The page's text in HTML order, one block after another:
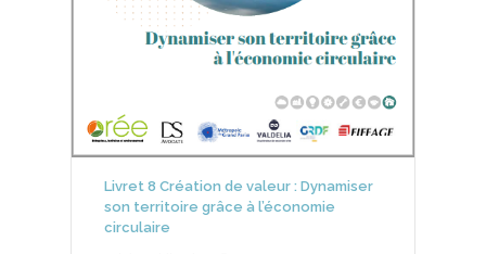
Livret 8 Création de valeur : Dynamiser
son territoire grâce à l’économie
circulaire